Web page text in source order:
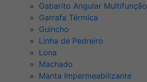
Gabarito Angular Multifunção
Garrafa Térmica
Guincho
Linha de Pedreiro
Lona
Machado
Manta Impermeabilizante